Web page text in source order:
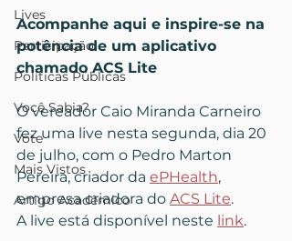
Lives
Participação
Políticas Públicas
Você Sabia?
Vote
Mais Vistos
Artigo Acadêmico
Acompanhe aqui e inspire-se na
potência de um aplicativo
chamado ACS Lite
O vereador Caio Miranda Carneiro
fez uma live nesta segunda, dia 20
de julho, com o Pedro Marton
Pereira, criador da ePHealth,
empresa criadora do ACS Lite.
A live está disponível neste link.